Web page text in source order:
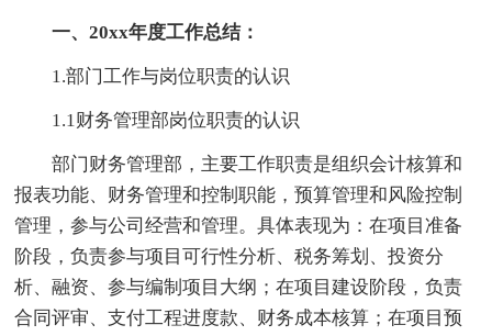
一、20xx年度工作总结：
1.部门工作与岗位职责的认识
1.1财务管理部岗位职责的认识
部门财务管理部，主要工作职责是组织会计核算和
报表功能、财务管理和控制职能，预算管理和风险控制
管理，参与公司经营和管理。具体表现为：在项目准备
阶段，负责参与项目可行性分析、税务筹划、投资分
析、融资、参与编制项目大纲；在项目建设阶段，负责
合同评审、支付工程进度款、财务成本核算；在项目预